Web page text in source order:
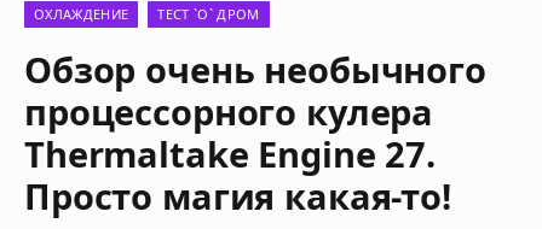
ОХЛАЖДЕНИЕ ТЕСТ `О` ДРОМ
Обзор очень необычного
процессорного кулера
Thermaltake Engine 27.
Просто магия какая-то!